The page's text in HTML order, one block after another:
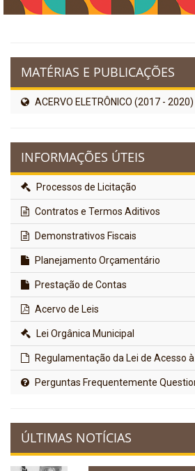
MATÉRIAS E PUBLICAÇÕES
ACERVO ELETRÔNICO (2017 - 2020)
INFORMAÇÕES ÚTEIS
Processos de Licitação
Contratos e Termos Aditivos
Demonstrativos Fiscais
Planejamento Orçamentário
Prestação de Contas
Acervo de Leis
Lei Orgânica Municipal
Regulamentação da Lei de Acesso
Perguntas Frequentemente
ÚLTIMAS NOTÍCIAS